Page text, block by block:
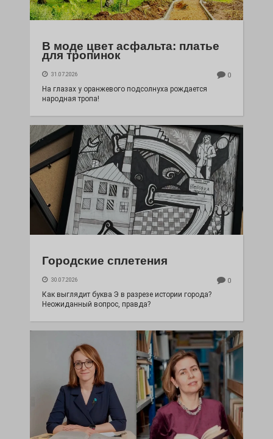
В моде цвет асфальта: платье
для тропинок
31.07.2026 0
На глазах у оранжевого подсолнуха рождается
народная тропа!
Городские сплетения
30.07.2026 0
Как выглядит буква Э в разрезе истории города?
Неожиданный вопрос, правда?